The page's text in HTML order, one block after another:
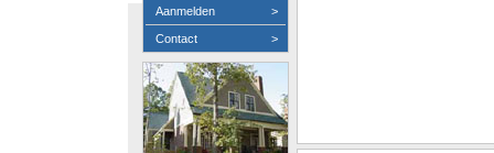
Aanmelden >
Contact >